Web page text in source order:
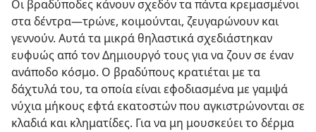
Οι βραδύποδες κάνουν σχεδόν τα πάντα κρεμασμένοι
στα δέντρα​—τρώνε, κοιμούνται, ζευγαρώνουν και
γεννούν. Αυτά τα μικρά θηλαστικά σχεδιάστηκαν
ευφυώς από τον Δημιουργό τους για να ζουν σε έναν
ανάποδο κόσμο. Ο βραδύπους κρατιέται με τα
δάχτυλά του, τα οποία είναι εφοδιασμένα με γαμψά
νύχια μήκους εφτά εκατοστών που αγκιστρώνονται σε
κλαδιά και κληματίδες. Για να μη μουσκεύει το δέρμα